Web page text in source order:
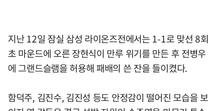
지난 12일 잠실 삼성 라이온즈전에서는 1-1로 맞선 8회
초 마운드에 오른 장현식이 만루 위기를 만든 후 전병우
에 그랜드슬램을 허용해 패배의 쓴 잔을 들이켰다.
함덕주, 김진수, 김진성 등도 안정감이 떨어진 모습을 보